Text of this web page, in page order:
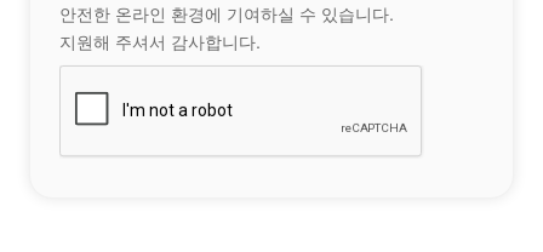
안전한 온라인 환경에 기여하실 수 있습니다.
지원해 주셔서 감사합니다.